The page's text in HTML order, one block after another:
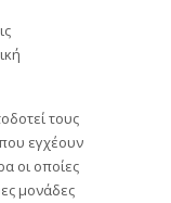
τους
εγχέουν
οι οποίες
μονάδες